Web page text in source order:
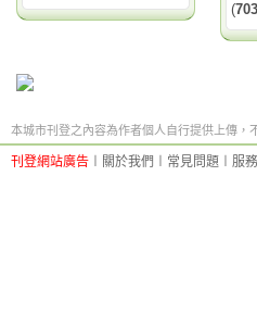
(703
本城市刊登之內容為作者個人自行提供上傳，
刊登網站廣告 關於我們 常見問題 服